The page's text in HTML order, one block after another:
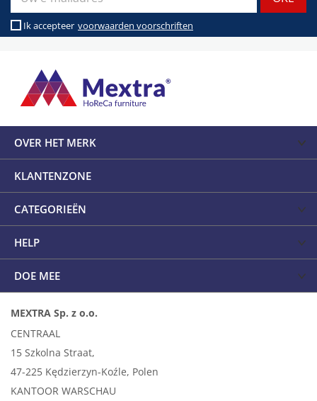
Ik accepteer voorwaarden voorschriften
OVER HET MERK
KLANTENZONE
CATEGORIEËN
HELP
DOE MEE
MEXTRA Sp. z o.o.
CENTRAAL
15 Szkolna Straat,
47-225 Kędzierzyn-Koźle, Polen
KANTOOR WARSCHAU